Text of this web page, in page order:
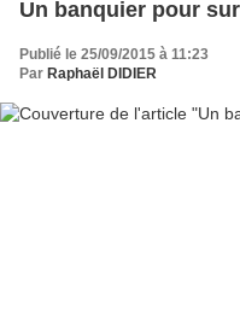
Un banquier pour
Publié le 25/09/2015 à 11:23
Par Raphaël DIDIER